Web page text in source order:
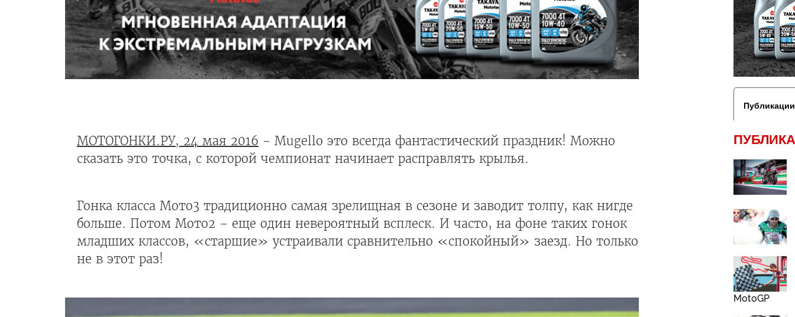
MotoGP
МОТОГОНКИ.РУ, 24 мая 2016 - Mugello это всегда фантастический праздник! Можно
сказать это точка, с которой чемпионат начинает расправлять крылья.
Гонка класса Мото3 традиционно самая зрелищная в сезоне и заводит толпу, как нигде
больше. Потом Мото2 – еще один невероятный всплеск. И часто, на фоне таких гонок
младших классов, «старшие» устраивали сравнительно «спокойный» заезд. Но только
не в этот раз!